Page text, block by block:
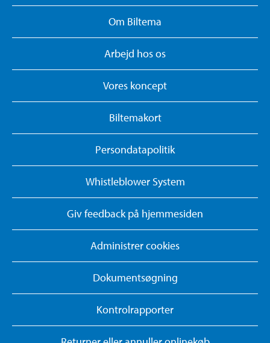
Om Biltema
Arbejd hos os
Vores koncept
Biltemakort
Persondatapolitik
Whistleblower System
Giv feedback på hjemmesiden
Administrer cookies
Dokumentsøgning
Kontrolrapporter